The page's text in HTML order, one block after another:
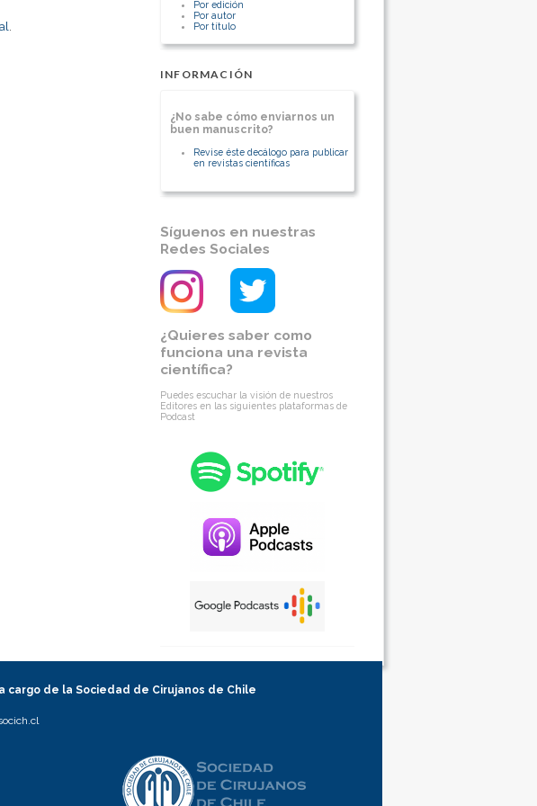
[Ver otros artículos de este autor]
Por edición
Por autor
Por título
INFORMACIÓN
¿No sabe cómo enviarnos un
buen manuscrito?
Revise éste decálogo para publicar
en revistas científicas
Síguenos en nuestras
Redes Sociales
¿Quieres saber como
funciona una revista
científica?
Puedes escuchar la visión de nuestros
Editores en las siguientes plataformas de
Podcast
cargo de la Sociedad de Cirujanos de Chile